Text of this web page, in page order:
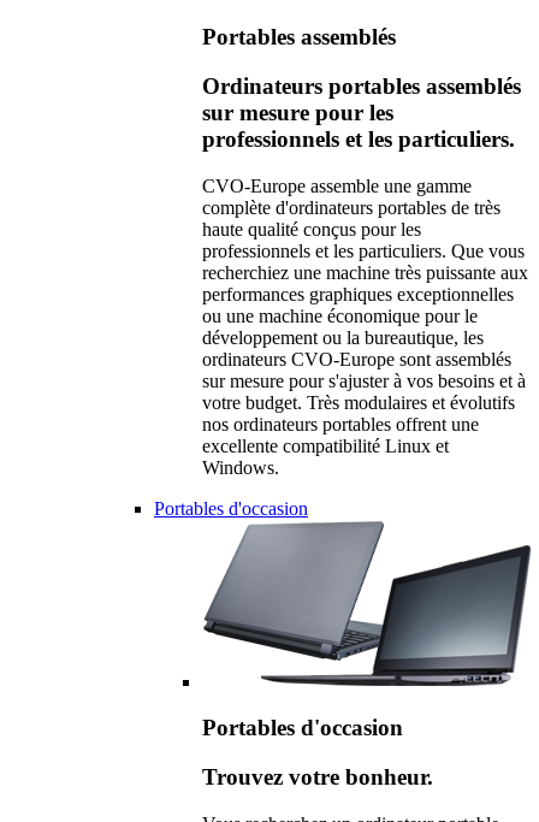
Portables assemblés
Ordinateurs portables assemblés
sur mesure pour les
professionnels et les particuliers.
CVO-Europe assemble une gamme
complète d'ordinateurs portables de très
haute qualité conçus pour les
professionnels et les particuliers. Que vous
recherchiez une machine très puissante aux
performances graphiques exceptionnelles
ou une machine économique pour le
développement ou la bureautique, les
ordinateurs CVO-Europe sont assemblés
sur mesure pour s'ajuster à vos besoins et à
votre budget. Très modulaires et évolutifs
nos ordinateurs portables offrent une
excellente compatibilité Linux et
Windows.
Portables d'occasion
Portables d'occasion
Trouvez votre bonheur.